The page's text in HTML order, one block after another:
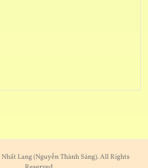
Lang (Nguyễn Thành Sáng). All Rights